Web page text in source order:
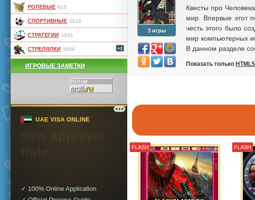
РОЛЕВЫЕ 615
СПОРТИВНЫЕ 2018
СТРАТЕГИИ 1533
СТРЕЛЯЛКИ 5659 +1
ИГРОВЫЕ ЗАМЕТКИ
Квесты про
мир. Впервые этот
честь этого было
мир компьютерных
В данном разделе
Показать только
3 игры
FLASH FLASH